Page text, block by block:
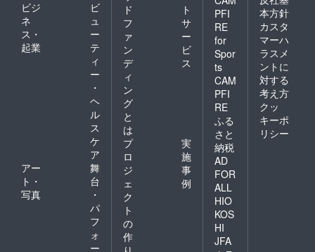
ビジ
ネ
ス・
起業
ビ
ュ
ー
テ
ィ
ー
・
ヘ
ル
ス
ケ
ア
アー
ト・
写真
舞
台
・
パ
フ
ォ
ー
ド
フ
ァ
ン
デ
ィ
ン
グ
と
は
ト
サ
ー
ビ
ス
プ
ロ
ジ
ェ
ク
ト
の
作
実
施
事
例
PFI
RE
for
Spor
ts
CAM
PFI
RE
ふる
さと
納税
AD
FOR
ALL
HIO
KOS
HI
JFA
本方針
カスタ
マーハ
ラスメ
ントに
対する
考え方
クッ
キーポ
リシー